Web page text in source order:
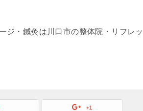
ジ・鍼灸は川口市の整体院・リフレッ
+1